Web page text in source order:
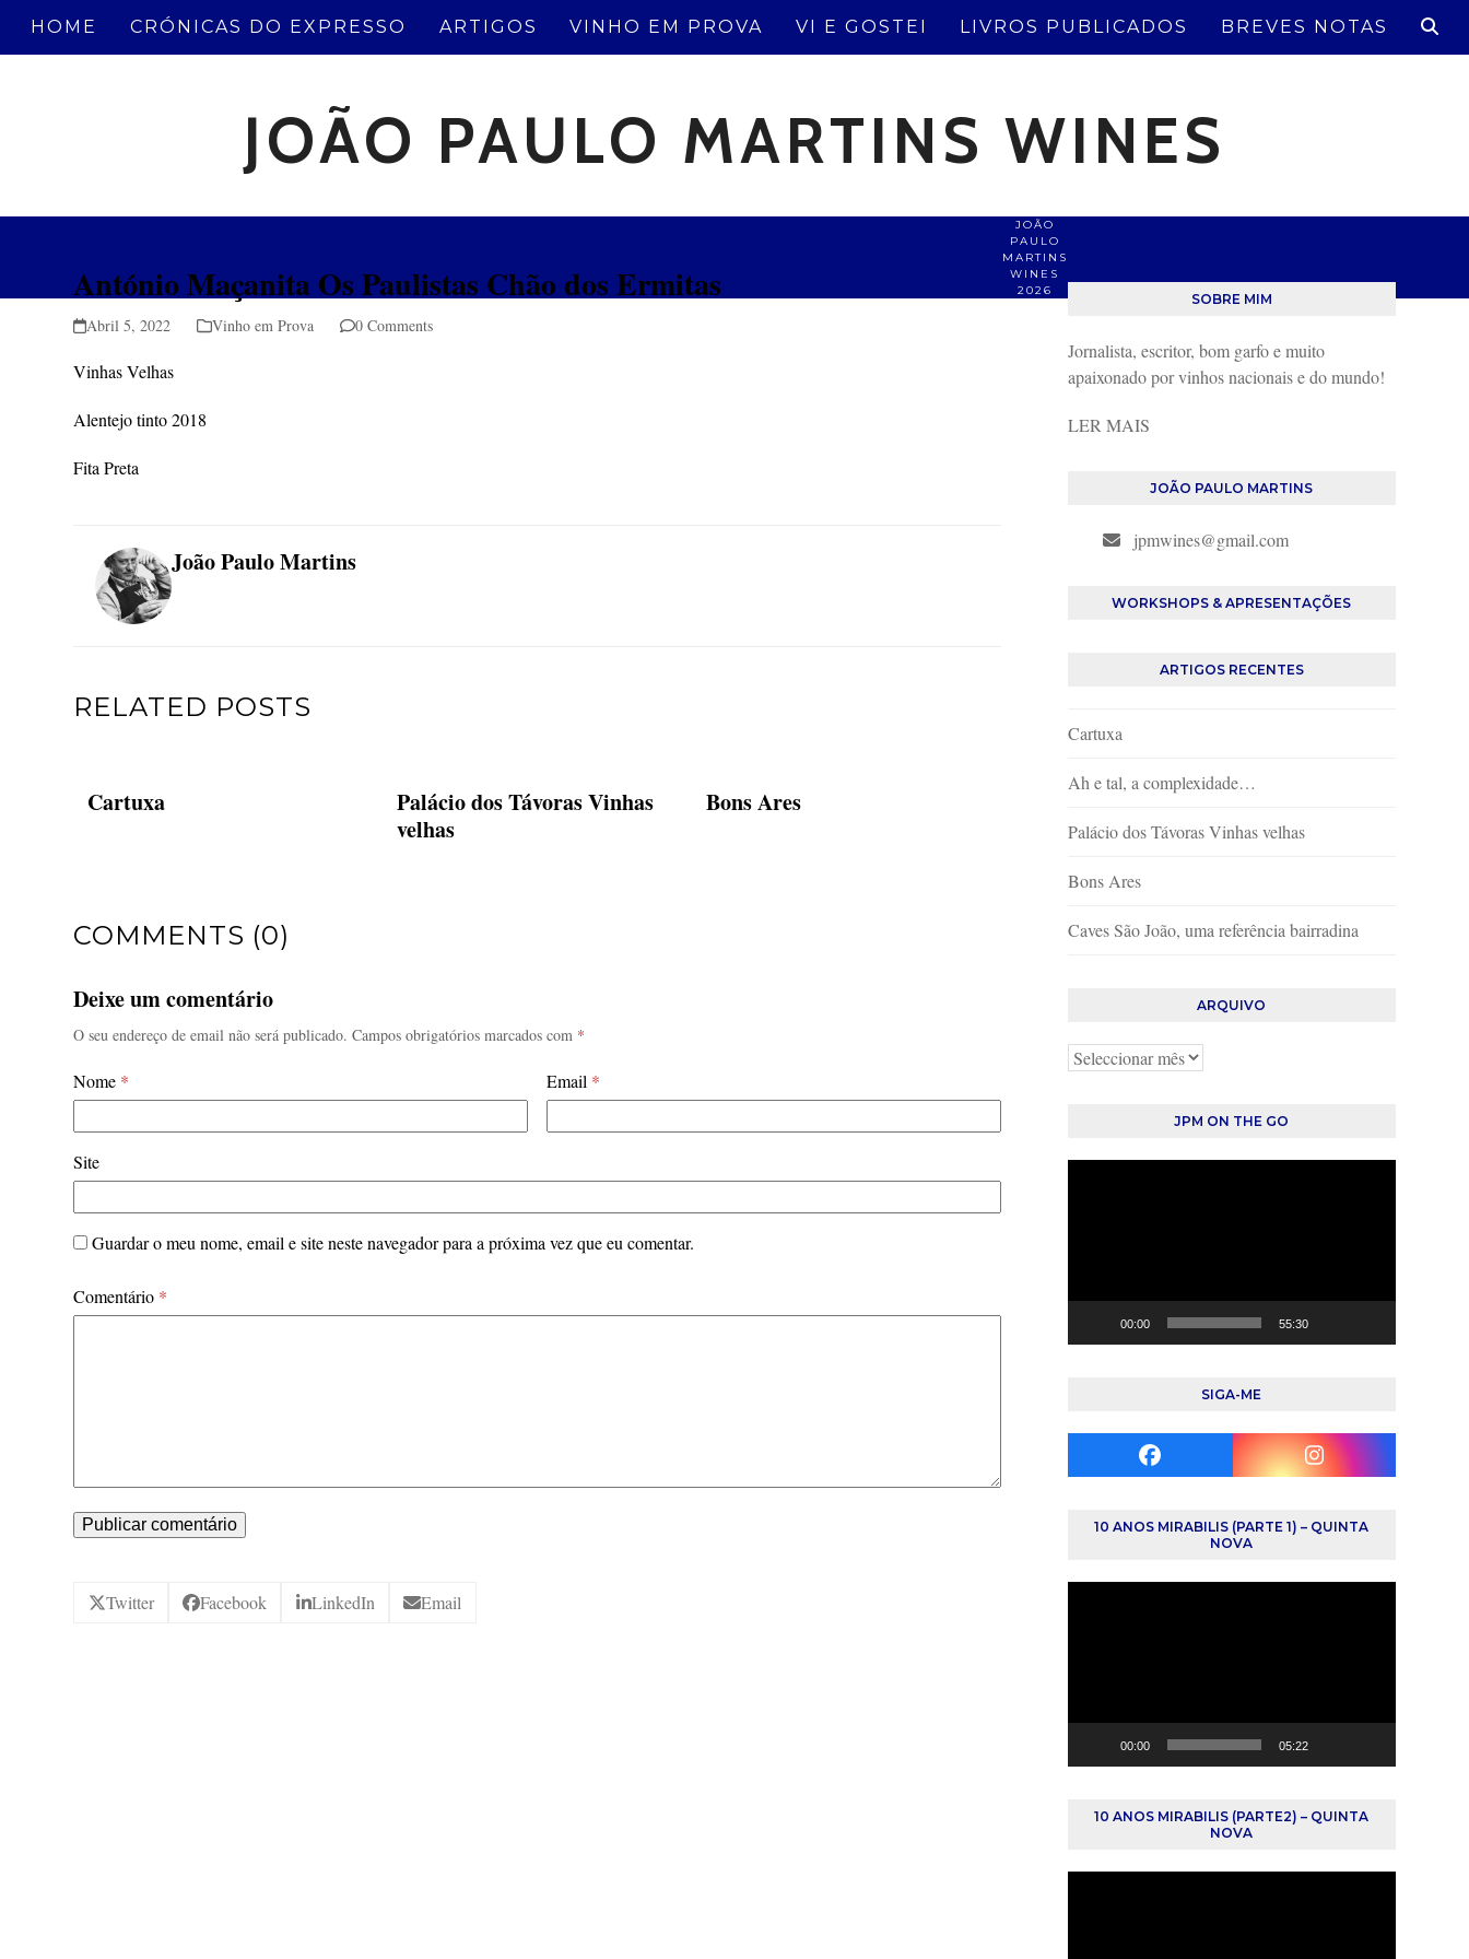
HOME CRÓNICAS DO EXPRESSO ARTIGOS VINHO EM PROVA VI E GOSTEI LIVROS PUBLICADOS BREVES NOTAS
JOÃO PAULO MARTINS WINES
António Maçanita Os Paulistas Chão dos Ermitas
Abril 5, 2022 Vinho em Prova 0 Comments
Vinhas Velhas
Alentejo tinto 2018
Fita Preta
João Paulo Martins
RELATED POSTS
Cartuxa
Palácio dos Távoras Vinhas
velhas
Bons Ares
COMMENTS (0)
Deixe um comentário
O seu endereço de email não será publicado. Campos obrigatórios marcados com *
Nome * Email *
Site
Guardar o meu nome, email e site neste navegador para a próxima vez que eu comentar.
Comentário *
Twitter Facebook LinkedIn Email
SOBRE MIM
Jornalista, escritor, bom garfo e muito
apaixonado por vinhos nacionais e do mundo!
LER MAIS
JOÃO PAULO MARTINS
jpmwines@gmail.com
WORKSHOPS & APRESENTAÇÕES
ARTIGOS RECENTES
Cartuxa
Ah e tal, a complexidade…
Palácio dos Távoras Vinhas velhas
Bons Ares
Caves São João, uma referência bairradina
ARQUIVO
Arquivo
JPM ON THE GO
00:00 55:30
SIGA-ME
Facebook Instagram
10 ANOS MIRABILIS (PARTE 1) – QUINTA
NOVA
00:00 05:22
10 ANOS MIRABILIS (PARTE2) – QUINTA
NOVA
JOÃO
PAULO
MARTINS
WINES
2026